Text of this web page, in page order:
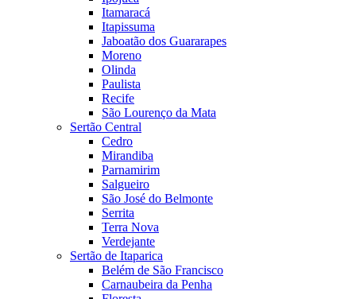
Itamaracá
Itapissuma
Jaboatão dos Guararapes
Moreno
Olinda
Paulista
Recife
São Lourenço da Mata
Sertão Central
Cedro
Mirandiba
Parnamirim
Salgueiro
São José do Belmonte
Serrita
Terra Nova
Verdejante
Sertão de Itaparica
Belém de São Francisco
Carnaubeira da Penha